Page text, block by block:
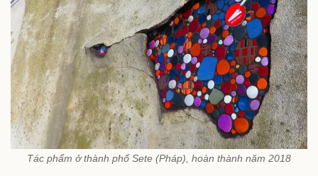
Tác phẩm ở thành phố Sete (Pháp), hoàn thành năm 2018